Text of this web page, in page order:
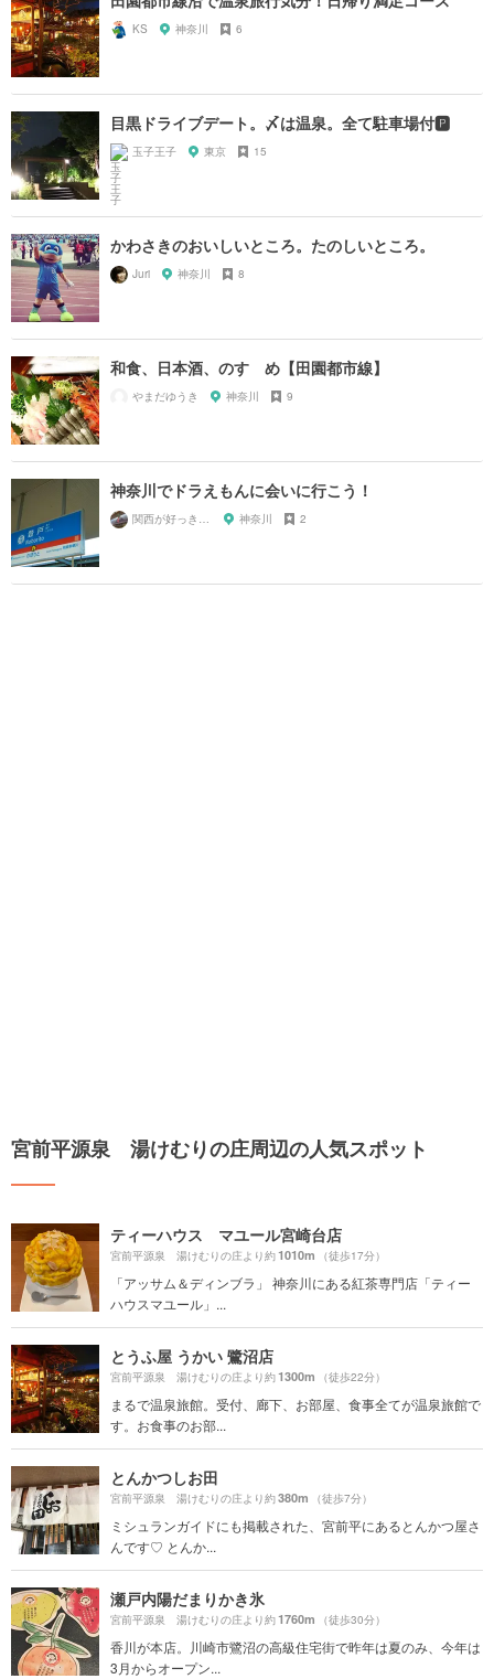
KS 神奈川 6
目黒ドライブデート。〆は温泉。全て駐車場付🅿️
玉子王子 東京 15
かわさきのおいしいところ。たのしいところ。
Juri 神奈川 8
和食、日本酒、のすゝめ【田園都市線】
やまだゆうき 神奈川 9
神奈川でドラえもんに会いに行こう！
関西が好っきゃねん 神奈川 2
宮前平源泉 湯けむりの庄周辺の人気スポット
ティーハウス マユール宮崎台店
宮前平源泉 湯けむりの庄より約1010m （徒歩17分）
「アッサム＆ディンブラ」 神奈川にある紅茶専門店「ティー
ハウスマユール」...
とうふ屋 うかい 鷺沼店
宮前平源泉 湯けむりの庄より約1300m （徒歩22分）
まるで温泉旅館。受付、廊下、お部屋、食事全てが温泉旅館で
す。お食事のお部...
とんかつしお田
宮前平源泉 湯けむりの庄より約380m （徒歩7分）
ミシュランガイドにも掲載された、宮前平にあるとんかつ屋さ
んです♡ とんか...
瀬戸内陽だまりかき氷
宮前平源泉 湯けむりの庄より約1760m （徒歩30分）
香川が本店。川崎市鷺沼の高級住宅街で昨年は夏のみ、今年は
3月からオープン...